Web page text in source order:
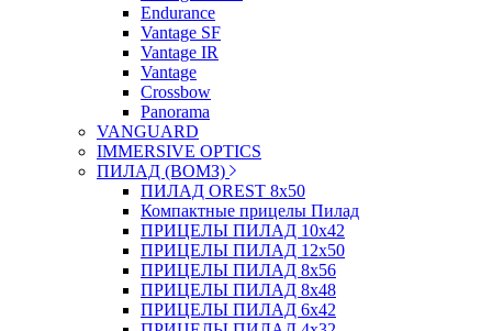
Endurance
Vantage SF
Vantage IR
Vantage
Crossbow
Panorama
VANGUARD
IMMERSIVE OPTICS
ПИЛАД (ВОМЗ)
ПИЛАД OREST 8х50
Компактные прицелы Пилад
ПРИЦЕЛЫ ПИЛАД 10х42
ПРИЦЕЛЫ ПИЛАД 12х50
ПРИЦЕЛЫ ПИЛАД 8х56
ПРИЦЕЛЫ ПИЛАД 8х48
ПРИЦЕЛЫ ПИЛАД 6х42